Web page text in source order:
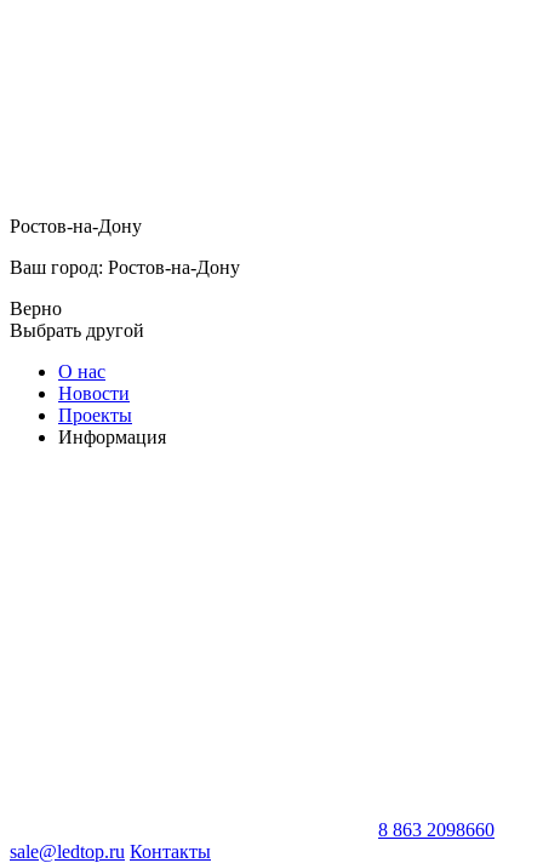
Ростов-на-Дону
Ваш город: Ростов-на-Дону
Верно
Выбрать другой
О нас
Новости
Проекты
Информация
8 863 2098660
sale@ledtop.ru Контакты